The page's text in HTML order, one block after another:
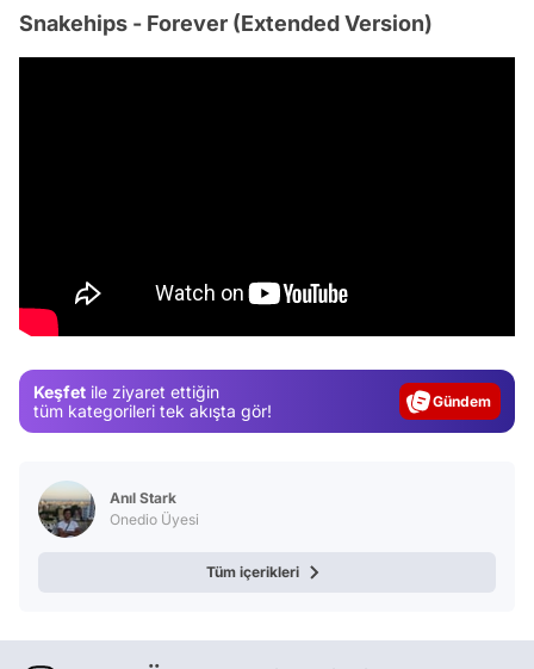
Snakehips - Forever (Extended Version)
Keşfet ile ziyaret ettiğin
tüm kategorileri tek akışta gör!
Gündem
Magazin
Anıl Stark
Onedio Üyesi
Tüm içerikleri